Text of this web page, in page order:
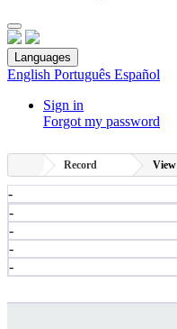
Languages
English Português Español
Sign in
Forgot my password
Record View
-
-
-
-
-